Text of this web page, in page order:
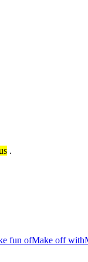
.
fun ofMake off with